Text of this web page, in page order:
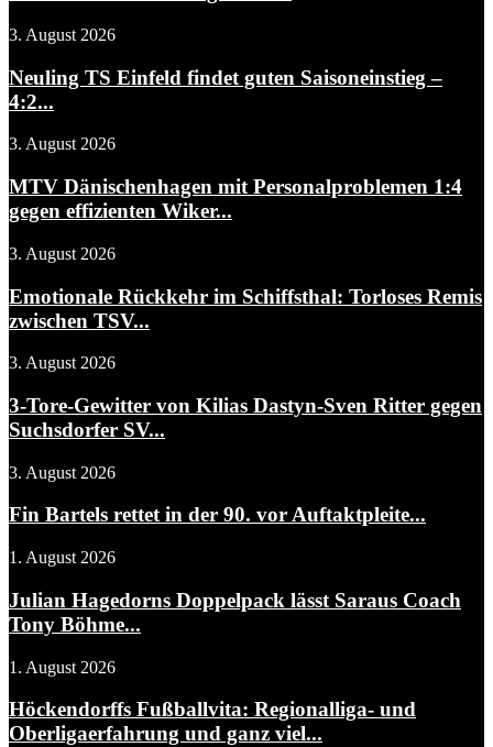
3. August 2026
Neuling TS Einfeld findet guten Saisoneinstieg –
4:2...
3. August 2026
MTV Dänischenhagen mit Personalproblemen 1:4
gegen effizienten Wiker...
3. August 2026
Emotionale Rückkehr im Schiffsthal: Torloses Remis
zwischen TSV...
3. August 2026
3-Tore-Gewitter von Kilias Dastyn-Sven Ritter gegen
Suchsdorfer SV...
3. August 2026
Fin Bartels rettet in der 90. vor Auftaktpleite...
1. August 2026
Julian Hagedorns Doppelpack lässt Saraus Coach
Tony Böhme...
1. August 2026
Höckendorffs Fußballvita: Regionalliga- und
Oberligaerfahrung und ganz viel...